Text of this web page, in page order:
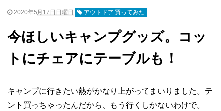
2020年5月17日日曜日 アウトドア 買ってみた
今ほしいキャンプグッズ。コッ
トにチェアにテーブルも！
キャンプに行きたい熱がかなり上がってまいりました。テ
ント買っちゃったんだから、もう行くしかないわけで。